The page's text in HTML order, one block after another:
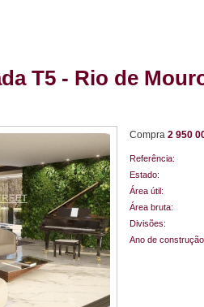
T5 - Rio de
Compra 2 950
Referência:
Estado:
Área útil:
Área bruta:
Divisões:
Ano de